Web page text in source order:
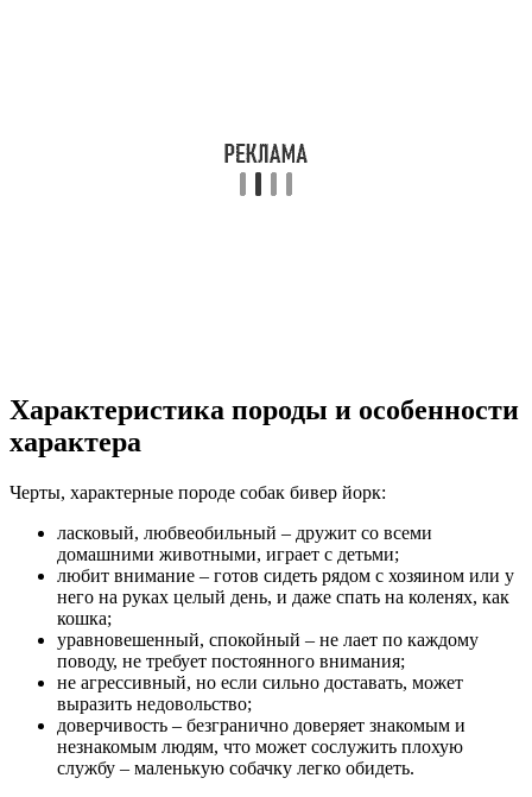
Характеристика породы и особенности
характера
Черты, характерные породе собак бивер йорк:
ласковый, любвеобильный – дружит со всеми
домашними животными, играет с детьми;
любит внимание – готов сидеть рядом с хозяином или у
него на руках целый день, и даже спать на коленях, как
кошка;
уравновешенный, спокойный – не лает по каждому
поводу, не требует постоянного внимания;
не агрессивный, но если сильно доставать, может
выразить недовольство;
доверчивость – безгранично доверяет знакомым и
незнакомым людям, что может сослужить плохую
службу – маленькую собачку легко обидеть.